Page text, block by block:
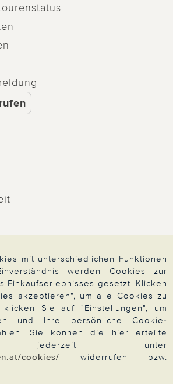
mit unterschiedlichen Funktionen
werden Cookies zur
Einkaufserlebnisses gesetzt. Klicken
akzeptieren", um alle Cookies zu
Sie auf "Einstellungen", um
und Ihre persönliche Cookie-
Sie können die hier erteilte
jederzeit unter
cookies/ widerrufen bzw.